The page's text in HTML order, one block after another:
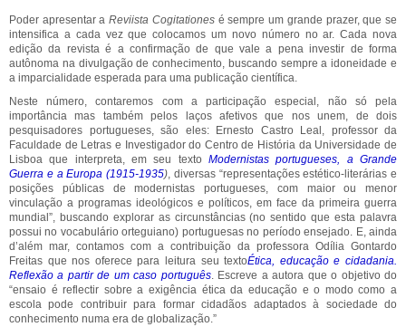
Poder apresentar aReviista Cogitationesé sempre um grande prazer, que se
intensifica a cada vez que colocamos um novo número no ar. Cada nova
edição da revista é a confirmação de que vale a pena investir de forma
autônoma na divulgação de conhecimento, buscando sempre a idoneidade e
a imparcialidade esperada para uma publicação científica.
Neste número, contaremos com a participação especial, não só pela
importância mas também pelos laços afetivos que nos unem, de dois
pesquisadores portugueses, são eles: Ernesto Castro Leal, professor da
Faculdade de Letras e Investigador do Centro de História da Universidade de
Lisboa que interpreta, em seu texto Modernistas portugueses, a Grande
Guerra e a Europa (1915-1935), diversas “representações estético-literárias e
posições públicas de modernistas portugueses, com maior ou menor
vinculação a programas ideológicos e políticos, em face da primeira guerra
mundial”, buscando explorar as circunstâncias (no sentido que esta palavra
possui no vocabulário orteguiano) portuguesas no período ensejado. E, ainda
d’além mar, contamos com a contribuição da professora Odília Gontardo
Freitas que nos oferece para leitura seu textoÉtica, educação e cidadania.
Reflexão a partir de um caso português. Escreve a autora que o objetivo do
“ensaio é reflectir sobre a exigência ética da educação e o modo como a
escola pode contribuir para formar cidadãos adaptados à sociedade do
conhecimento numa era de globalização.”